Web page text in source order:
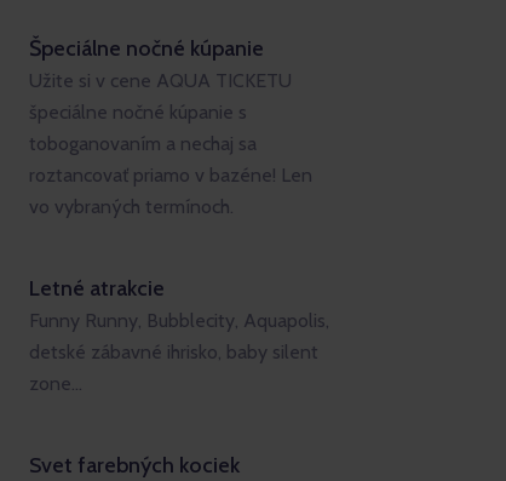
Špeciálne nočné kúpanie
Užite si v cene AQUA TICKETU
špeciálne nočné kúpanie s
toboganovaním a nechaj sa
roztancovať priamo v bazéne! Len
vo vybraných termínoch.
Letné atrakcie
Funny Runny, Bubblecity, Aquapolis,
detské zábavné ihrisko, baby silent
zone...
Svet farebných kociek